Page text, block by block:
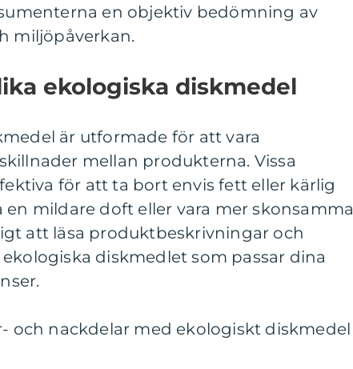
en objektiv bedömning av
miljöpåverkan.
ekologiska diskmedel
är utformade för att vara
mellan produkterna. Vissa
för att ta bort envis fett eller kärlig
mildare doft eller vara mer skonsamma
att läsa produktbeskrivningar och
diskmedlet som passar dina
och nackdelar med ekologiskt diskmedel